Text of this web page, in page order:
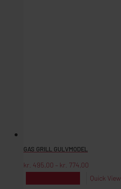
GAS GRILL GULVMODEL
kr. 495,00 – kr. 774,00
til
kr. 774,00
Dette
Quick View